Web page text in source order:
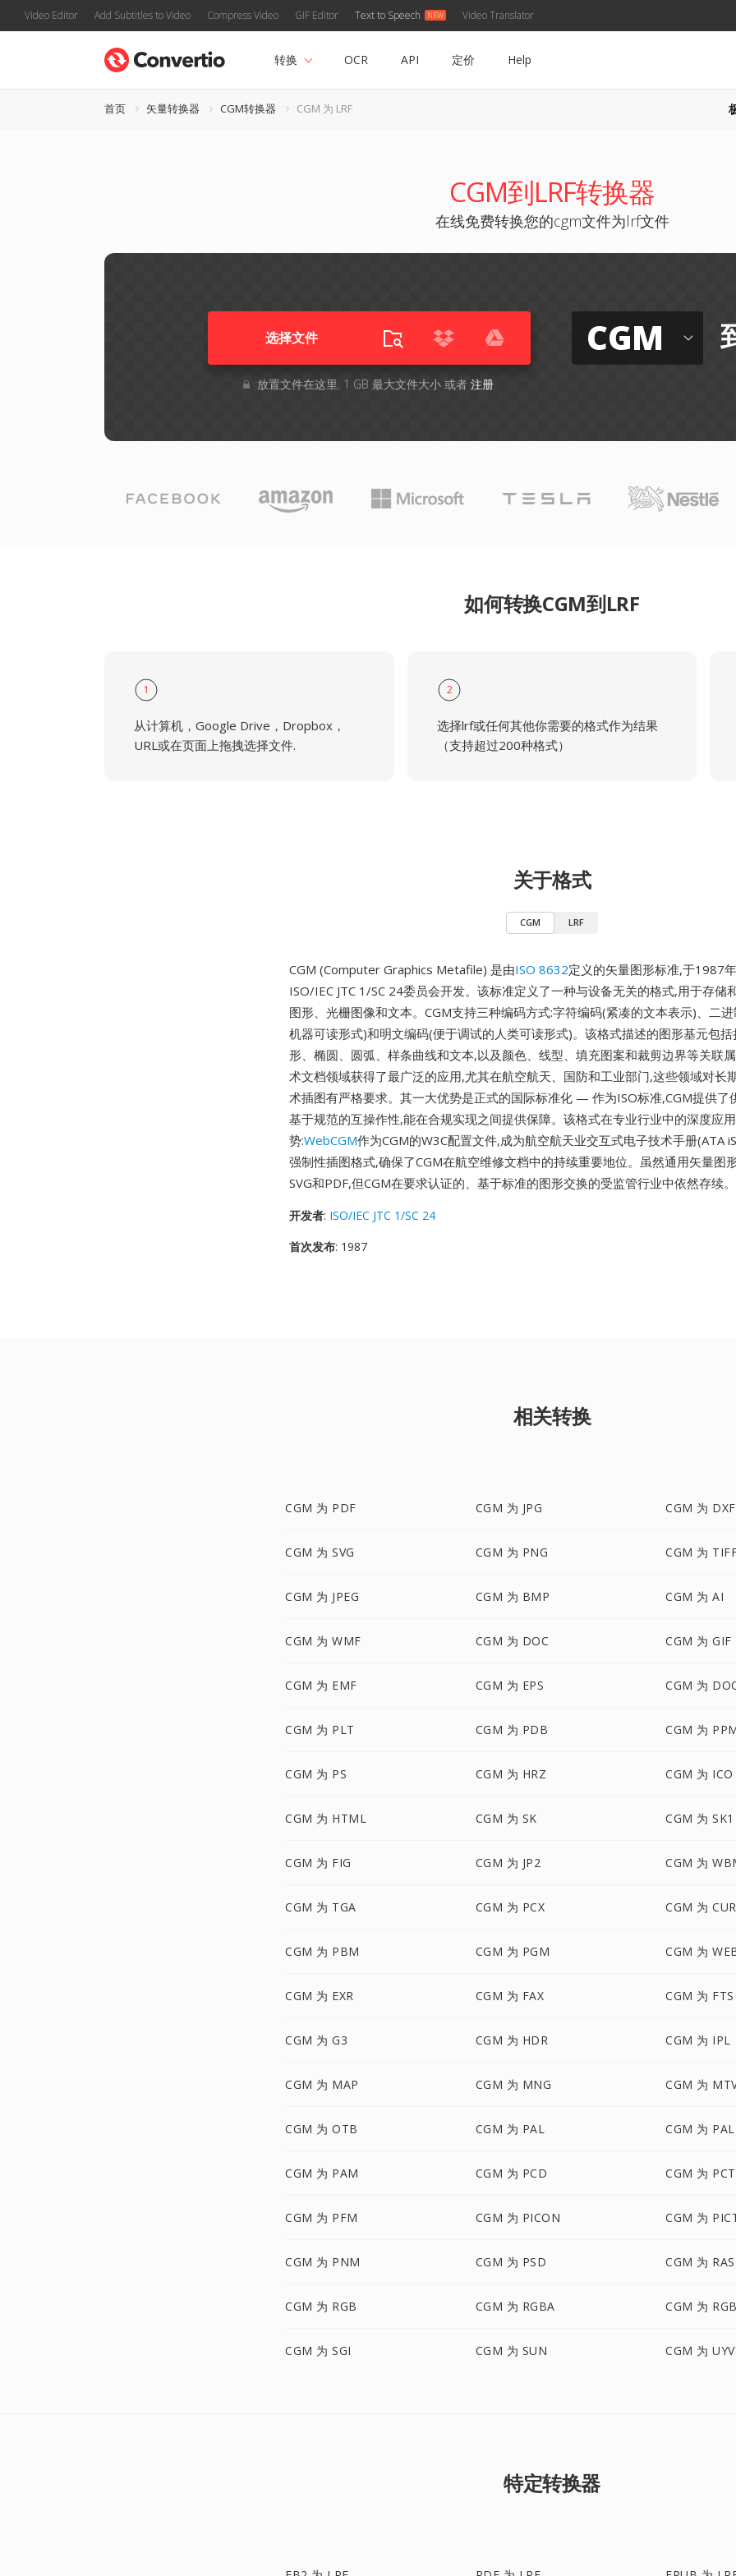
Video Editor Add Subtitles to Video Compress Video GIF Editor Text to Speech Video Translator
转换 OCR API 定价 Help
首页 矢量转换器 CGM转换器 CGM 为 LRF
CGM到LRF转换器
在线免费转换您的cgm文件为lrf文件
选择文件
放置文件在这里. 1 GB 最大文件大小 或者 注册
CGM
如何转换CGM到LRF
1
从计算机，Google Drive，Dropbox，
URL或在页面上拖拽选择文件.
2
选择lrf或任何其他你需要的格式作为结果
（支持超过200种格式）
关于格式
CGM LRF
CGM (Computer Graphics Metafile) 是由ISO 8632定义的矢量图形标准,于1987
ISO/IEC JTC 1/SC 24委员会开发。该标准定义了一种与设备无关的格式,用于存储
图形、光栅图像和文本。CGM支持三种编码方式:字符编码(紧凑的文本表示)、二
机器可读形式)和明文编码(便于调试的人类可读形式)。该格式描述的图形基元包括
形、椭圆、圆弧、样条曲线和文本,以及颜色、线型、填充图案和裁剪边界等关联
术文档领域获得了最广泛的应用,尤其在航空航天、国防和工业部门,这些领域对长
术插图有严格要求。其一大优势是正式的国际标准化 — 作为ISO标准,CGM提供了
基于规范的互操作性,能在合规实现之间提供保障。该格式在专业行业中的深度应
势:WebCGM作为CGM的W3C配置文件,成为航空航天业交互式电子技术手册(ATA
强制性插图格式,确保了CGM在航空维修文档中的持续重要地位。虽然通用矢量图
SVG和PDF,但CGM在要求认证的、基于标准的图形交换的受监管行业中依然存续。
开发者: ISO/IEC JTC 1/SC 24
首次发布: 1987
相关转换
CGM 为 PDF CGM 为 JPG CGM 为 DXF
CGM 为 SVG CGM 为 PNG CGM 为
CGM 为 JPEG CGM 为 BMP CGM 为 AI
CGM 为 WMF CGM 为 DOC CGM 为 GIF
CGM 为 EMF CGM 为 EPS CGM 为
CGM 为 PLT CGM 为 PDB CGM 为
CGM 为 PS CGM 为 HRZ CGM 为 ICO
CGM 为 HTML CGM 为 SK CGM 为 SK1
CGM 为 FIG CGM 为 JP2 CGM 为
CGM 为 TGA CGM 为 PCX CGM 为 CUR
CGM 为 PBM CGM 为 PGM CGM 为
CGM 为 EXR CGM 为 FAX CGM 为 FTS
CGM 为 G3 CGM 为 HDR CGM 为 IPL
CGM 为 MAP CGM 为 MNG CGM 为
CGM 为 OTB CGM 为 PAL CGM 为
CGM 为 PAM CGM 为 PCD CGM 为 PCT
CGM 为 PFM CGM 为 PICON CGM 为
CGM 为 PNM CGM 为 PSD CGM 为 RAS
CGM 为 RGB CGM 为 RGBA CGM 为
CGM 为 SGI CGM 为 SUN CGM 为
特定转换器